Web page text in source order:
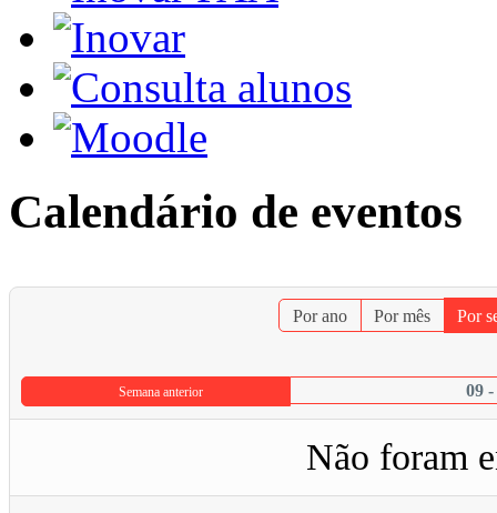
Calendário de eventos
Por ano Por mês Por
Semana anterior 09
Não foram